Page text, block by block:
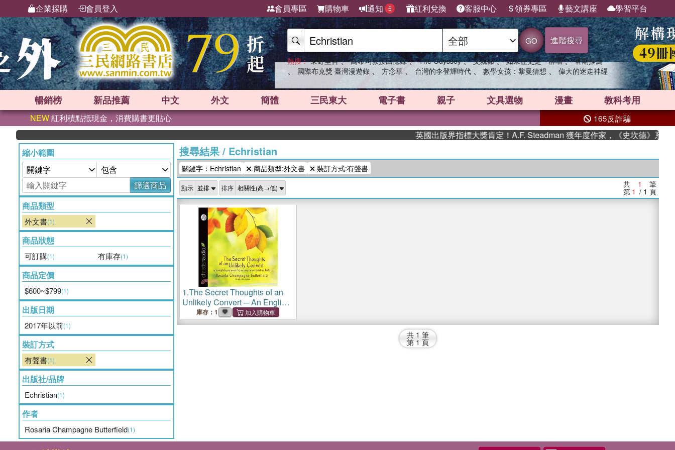
企業採購 會員登入 會員專區 購物車 通知 5 紅利兌換 客服中心 領券專區 藝文講座 學習平台
GO 進階搜尋
熱搜： 東野圭吾 、 高希均教授回憶錄 、 The Odyssey 、 父親節 、 如果歷史是一群喵 、 暑期推薦
、 國際布克獎 臺灣漫遊錄 、 方念華 、 台灣的李登輝時代 、 數學女孩：黎曼猜想 、 偉大的迷走神經
暢銷榜 新品推薦 中文 外文 簡體 三民東大 電子書 親子 文具選物 漫畫 教科考用
NEW紅利積點抵現金，消費購書更貼心 165反詐騙
英國出版界指標大獎肯定！A.F. Steadman 獲年度作家，《史坎德》系列帶
縮小範圍
篩選商品
商品類型
外文書(1)
商品狀態
可訂購(1) 有庫存(1)
商品定價
$600~$799(1)
出版日期
2017年以前(1)
裝訂方式
有聲書(1)
出版社/品牌
Echristian(1)
作者
Rosaria Champagne Butterfield(1)
搜尋結果/ Echristian
關鍵字：Echristian 商品類型:外文書 裝訂方式:有聲書
顯示 排序 共 1 筆
第 1 / 1 頁
1.The Secret Thoughts of an
Unlikely Convert ─ An English
Professor's Journey into
Christian Faith
庫存：1
共 1 筆
第 1 頁